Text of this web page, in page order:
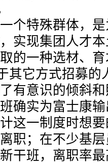
特殊群体，是
实现集团人才
的一种选材、
其它方式招募的
有意识的倾斜
实为富士康输
这一制度时想
职；在不少基
干班，离职率